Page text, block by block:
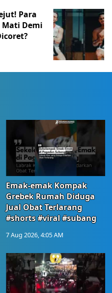
Para
Mati Demi
Emak-emak Kompak
Grebek Rumah Diduga
Jual Obat Terlarang
#shorts #viral #subang
7 Aug 2026, 4:05 AM